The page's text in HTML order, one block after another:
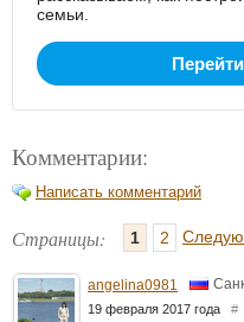
семьи.
Комментарии:
Написать комментарий
Страницы: 1 2
angelina0981
19 февраля 2017 года #